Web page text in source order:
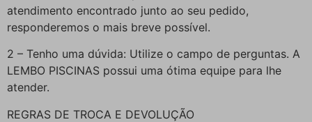
atendimento encontrado junto ao seu pedido,
responderemos o mais breve possível.
2 – Tenho uma dúvida: Utilize o campo de perguntas. A
LEMBO PISCINAS possui uma ótima equipe para lhe
atender.
REGRAS DE TROCA E DEVOLUÇÃO